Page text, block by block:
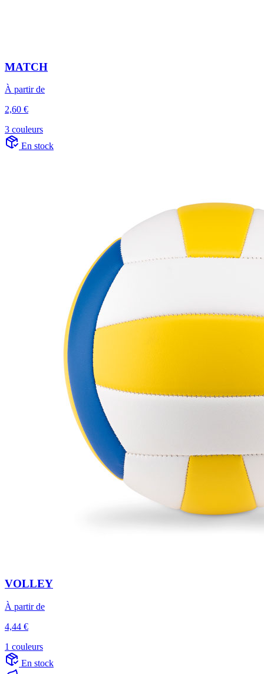
MATCH
À partir de
2,60 €
3 couleurs
En stock
VOLLEY
À partir de
4,44 €
1 couleurs
En stock